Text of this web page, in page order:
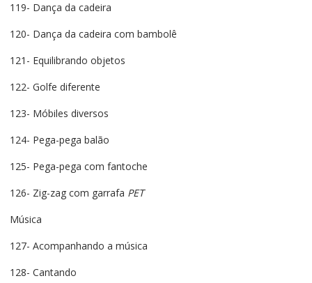
119- Dança da cadeira
120- Dança da cadeira com bambolê
121- Equilibrando objetos
122- Golfe diferente
123- Móbiles diversos
124- Pega-pega balão
125- Pega-pega com fantoche
126- Zig-zag com garrafa PET
Música
127- Acompanhando a música
128- Cantando